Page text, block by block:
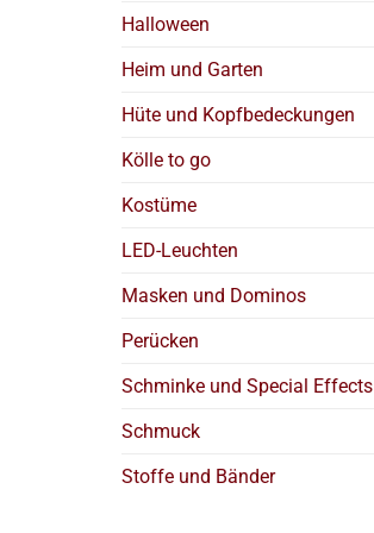
Halloween
Heim und Garten
Hüte und Kopfbedeckungen
Kölle to go
Kostüme
LED-Leuchten
Masken und Dominos
Perücken
Schminke und Special Effects
Schmuck
Stoffe und Bänder